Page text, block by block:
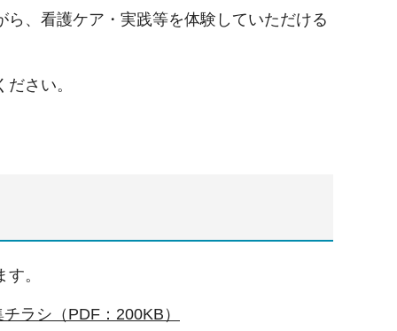
、看護ケア・実践等を体験していただける
さい。
。
ラシ（PDF：200KB）